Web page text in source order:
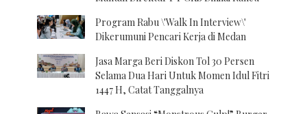
Program Rabu \'Walk In Interview\'
Dikerumuni Pencari Kerja di Medan
Jasa Marga Beri Diskon Tol 30 Persen
Selama Dua Hari Untuk Momen Idul Fitri
1447 H, Catat Tanggalnya